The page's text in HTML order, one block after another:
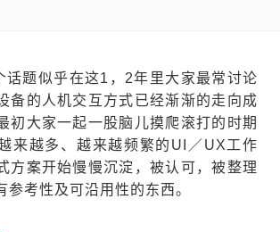
话题似乎在这1，2年里大家最常讨论
备的人机交互方式已经渐渐的走向成
初大家一起一股脑儿摸爬滚打的时期
来越多、越来越频繁的UI／UX工作
方案开始慢慢沉淀，被认可，被整理
参考性及可沿用性的东西。